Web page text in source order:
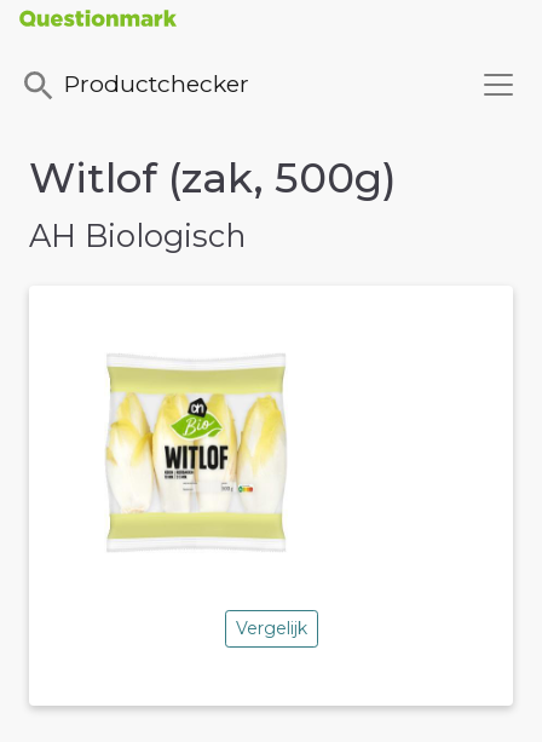
Productchecker
Witlof (zak, 500g)
AH Biologisch
Vergelijk